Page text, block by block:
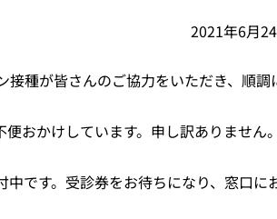
2021年6月
種が皆さんのご協力をいただき、順調
おかけしています。申し訳ありません。
です。受診券をお待ちになり、窓口に